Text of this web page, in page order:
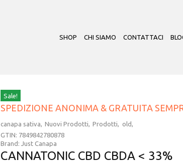
SHOP CHI SIAMO CONTATTACI
Sale!
CANNATONIC CBD CBDA < 33%
SPEDIZIONE ANONIMA & GRATUITA
canapa sativa Nuovi Prodotti Prodotti
old
GTIN: 7849842780878
Brand: Just Canapa